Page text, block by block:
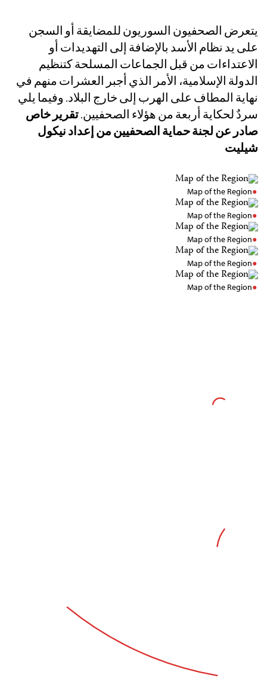
يتعرض الصحفيون السوريون للمضايقة أو السجن
على يد نظام الأسد بالإضافة إلى التهديدات أو
الاعتداءات من قبل الجماعات المسلحة كتنظيم
الدولة الإسلامية، الأمر الذي أجبر العشرات منهم في
نهاية المطاف على الهرب إلى خارج البلاد. وفيما يلي
سردٌ لحكاية أربعة من هؤلاء الصحفيين.تقرير خاص
صادر عن لجنة حماية الصحفيين من إعداد نيكول
شيليت
Map of the Region
Map of the Region
Map of the Region
Map of the Region
Map of the Region